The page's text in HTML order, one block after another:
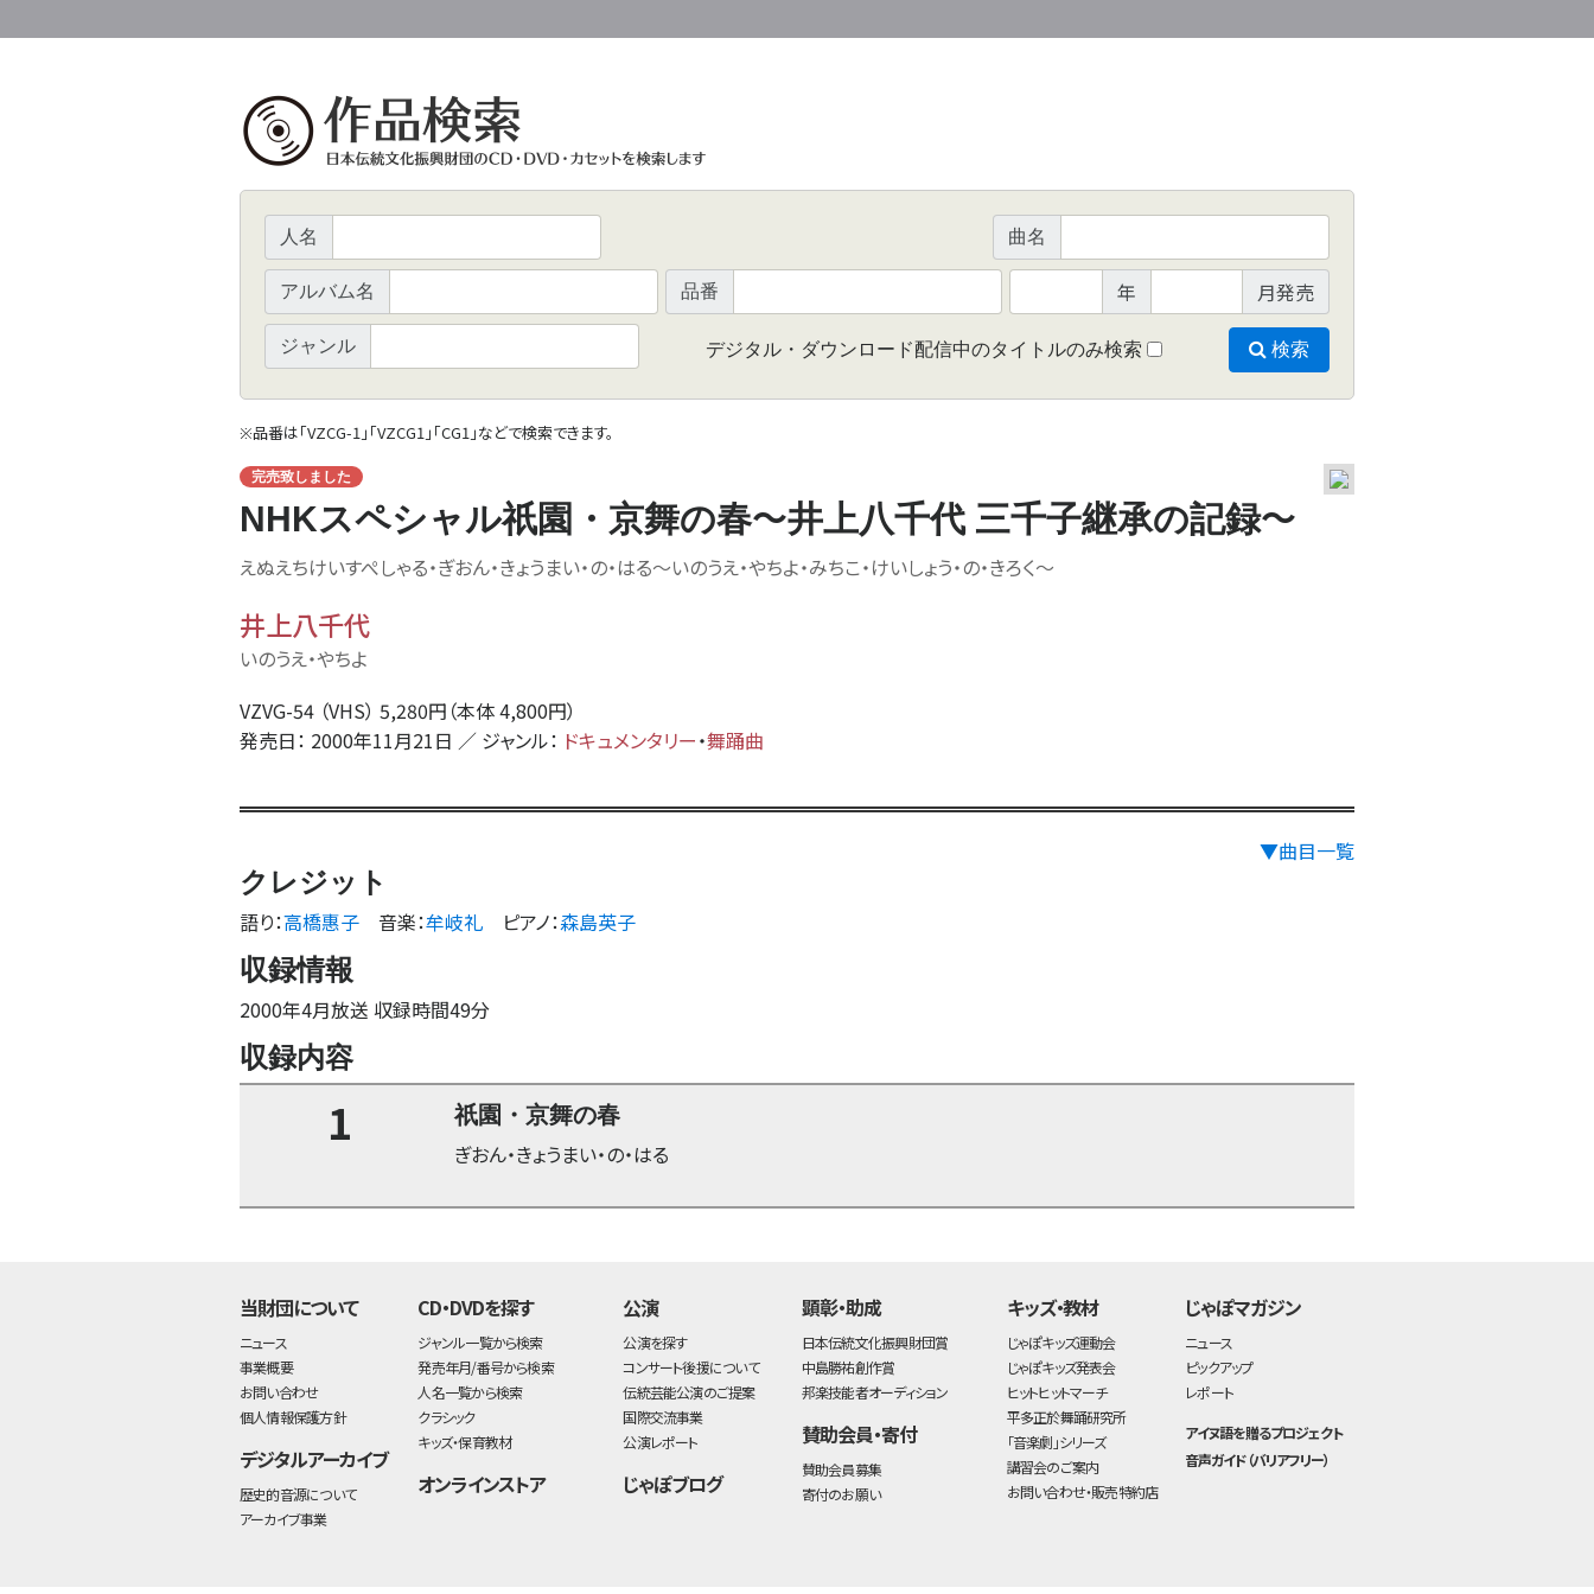
人名 曲名
アルバム名 品番 年 月発売
ジャンル デジタル・ダウンロード配信中のタイトルのみ検索 検索
※品番は「VZCG-1」「VZCG1」「CG1」などで検索できます。
完売致しました
NHKスペシャル祇園・京舞の春〜井上八千代 三千子継承の記録〜
えぬえちけいすぺしゃる・ぎおん・きょうまい・の・はる〜いのうえ・やちよ・みちこ・けいしょう・の・きろく〜
井上八千代
いのうえ・やちよ
VZVG-54 （VHS） 5,280円（本体 4,800円）
発売日： 2000年11月21日 ／ ジャンル： ドキュメンタリー・舞踊曲
▼曲目一覧
クレジット
語り：高橋惠子 音楽：牟岐礼 ピアノ：森島英子
収録情報
2000年4月放送 収録時間49分
収録内容
1 祇園・京舞の春
ぎおん・きょうまい・の・はる
当財団について
ニュース
事業概要
お問い合わせ
個人情報保護方針
デジタルアーカイブ
歴史的音源について
アーカイブ事業
CD・DVDを探す
ジャンル一覧から検索
発売年月/番号から検索
人名一覧から検索
クラシック
キッズ・保育教材
オンラインストア
公演
公演を探す
コンサート後援について
伝統芸能公演のご提案
国際交流事業
公演レポート
じゃぽブログ
顕彰・助成
日本伝統文化振興財団賞
中島勝祐創作賞
邦楽技能者オーディション
賛助会員・寄付
賛助会員募集
寄付のお願い
キッズ・教材
じゃぽキッズ運動会
じゃぽキッズ発表会
ヒットヒットマーチ
平多正於舞踊研究所
「音楽劇」シリーズ
講習会のご案内
お問い合わせ・販売特約店
じゃぽマガジン
ニュース
ピックアップ
レポート
アイヌ語を贈るプロジェクト
音声ガイド（バリアフリー）